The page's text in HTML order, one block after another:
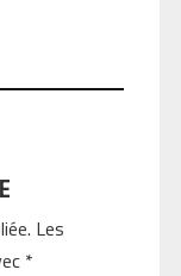
Les
*